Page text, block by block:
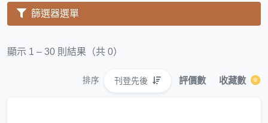
篩選器選單
顯示 1 – 30 則結果（共 0）
排序 刊登先後 評價數 收藏數